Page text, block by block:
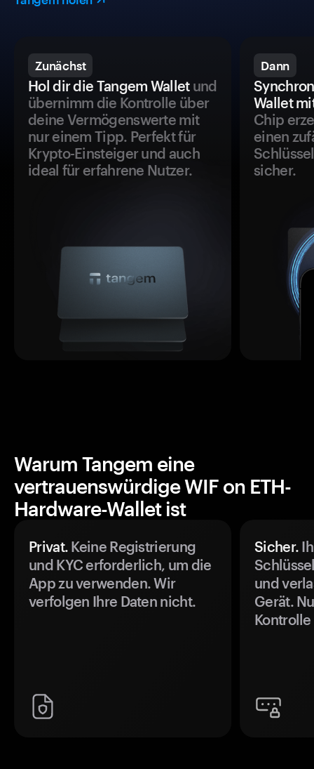
Zunächst
Hol dir die Tangem Walletund
übernimm die Kontrolle über
deine Vermögenswerte mit
nur einem Tipp. Perfekt für
Krypto-Einsteiger und auch
ideal für erfahrene Nutzer.
Dann
Wallet
Chip
einen
sicher.
Warum Tangem eine
vertrauenswürdige WIF on ETH-
Hardware-Wallet ist
Privat. Keine Registrierung
und KYC erforderlich, um die
App zu verwenden. Wir
verfolgen Ihre Daten nicht.
Sicher.
und
Gerät.